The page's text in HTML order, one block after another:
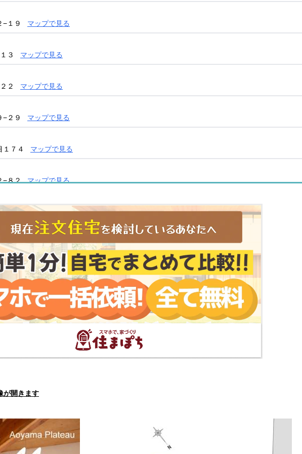
−１９ マップで見る
３ マップで見る
２ マップで見る
−２９ マップで見る
１７４ マップで見る
−８２ マップで見る
−２ マップで見る
８−３ マップで見る
９−７ マップで見る
で見る
−２ 大西医院 マップで見る
が開きます